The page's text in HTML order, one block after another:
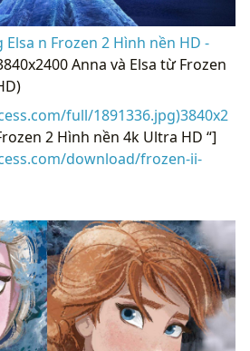
n Frozen 2 Hình nền HD -
Anna và Elsa từ Frozen
full/1891336.jpg)3840x2
2 Hình nền 4k Ultra HD “]
download/frozen-ii-